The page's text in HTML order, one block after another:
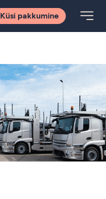
Küsi pakkumine